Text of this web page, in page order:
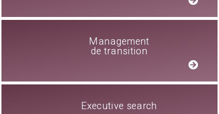
Management
de transition
Executive search